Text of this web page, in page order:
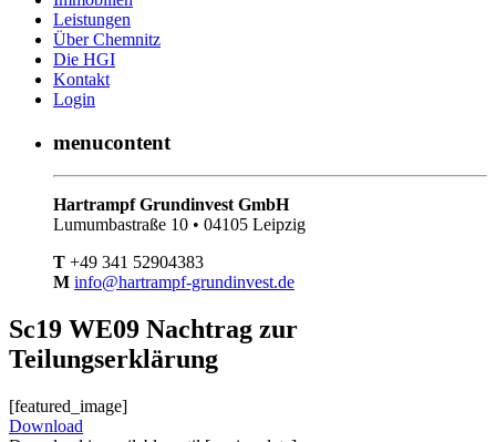
Leistungen
Über Chemnitz
Die HGI
Kontakt
Login
menucontent
Hartrampf Grundinvest GmbH
Lumumbastraße 10 • 04105 Leipzig
T +49 341 52904383
M info@hartrampf-grundinvest.de
Sc19 WE09 Nachtrag zur
Teilungserklärung
[featured_image]
Download